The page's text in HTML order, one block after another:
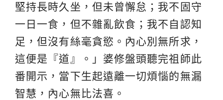
堅持長時久坐，但未曾懈怠；我不固守
一日一食，但不雜亂飲食；我不自認知
足，但沒有絲毫貪慾。內心別無所求，
這便是『道』。」婆修盤頭聽完祖師此
番開示，當下生起遠離一切煩惱的無漏
智慧，內心無比法喜。